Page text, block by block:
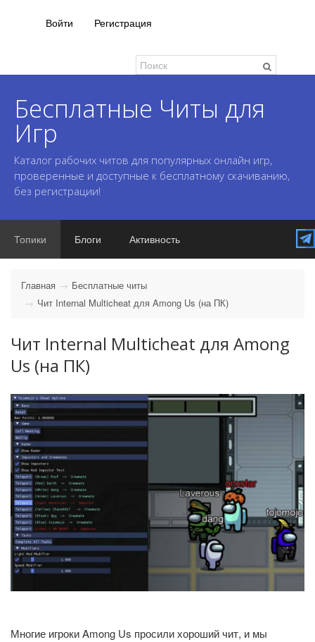
Войти Регистрация
Бесплатные Читы для
Игр
Каталог рабочих читов для популярных онлайн игр,
проверенные и доступные к бесплатному скачиванию,
без регистрации!
Топики Блоги Активность
Главная
Бесплатные читы
Чит Internal Multicheat для Among Us (на ПК)
Чит Internal Multicheat для Among
Us (на ПК)
Многие игроки Among Us просили хороший чит, и мы